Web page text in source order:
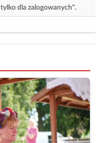
dla zalogowanych".